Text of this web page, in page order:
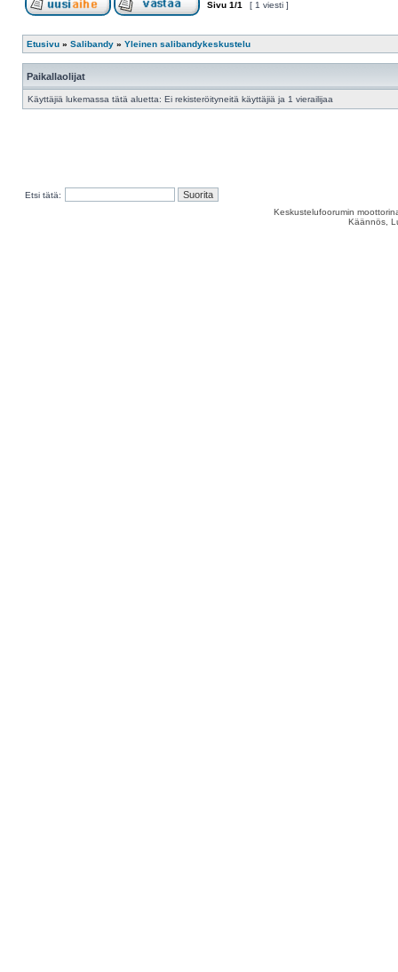
Sivu 1/1 [ 1 viesti ]
Etusivu » Salibandy » Yleinen salibandykeskustelu
Paikallaolijat
Käyttäjiä lukemassa tätä aluetta: Ei rekisteröityneitä käyttäjiä ja 1 vierailijaa
Etsi tätä:
Keskustelufoorumin
Käännös,